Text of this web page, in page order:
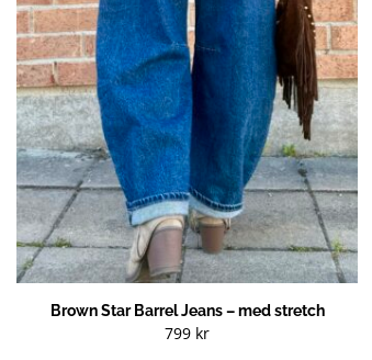
Brown Star Barrel Jeans – med stretch
799 kr